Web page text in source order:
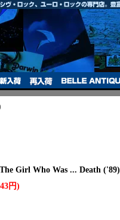
Girl Who Was ... Death ('89)
円)